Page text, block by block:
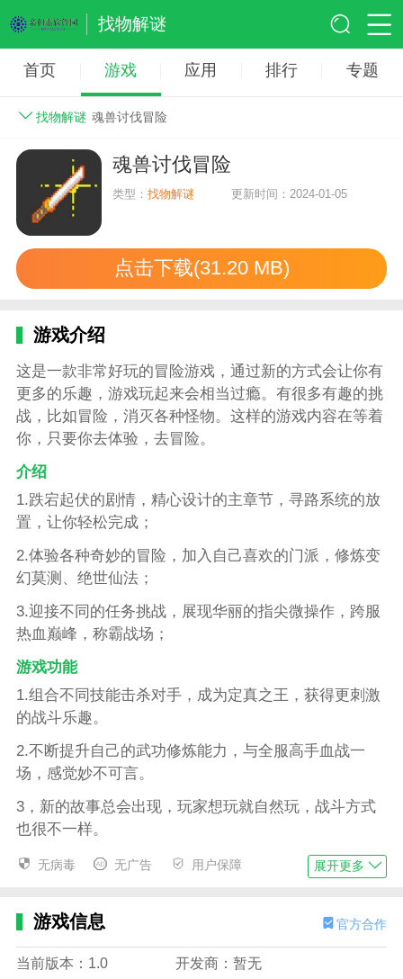
找物解谜
首页 游戏 应用 排行 专题
找物解谜 魂兽讨伐冒险
魂兽讨伐冒险
类型：找物解谜 更新时间：2024-01-05
点击下载(31.20 MB)
游戏介绍
这是一款非常好玩的冒险游戏，通过新的方式会让你有
更多的乐趣，游戏玩起来会相当过瘾。有很多有趣的挑
战，比如冒险，消灭各种怪物。这样的游戏内容在等着
你，只要你去体验，去冒险。
介绍
1.跌宕起伏的剧情，精心设计的主章节，寻路系统的放
置，让你轻松完成；
2.体验各种奇妙的冒险，加入自己喜欢的门派，修炼变
幻莫测、绝世仙法；
3.迎接不同的任务挑战，展现华丽的指尖微操作，跨服
热血巅峰，称霸战场；
游戏功能
1.组合不同技能击杀对手，成为定真之王，获得更刺激
的战斗乐趣。
2.不断提升自己的武功修炼能力，与全服高手血战一
场，感觉妙不可言。
3，新的故事总会出现，玩家想玩就自然玩，战斗方式
也很不一样。
4.优秀的画质和好玩的模式都在这里，完美还原了端游
边肖评估
1.玩家可以在不错的冒险模式下自由体验。不同类型的
灵兽有着完全不同的特征。玩家需要利用一切来消灭对
无病毒 无广告 用户保障 展开更多
游戏信息 官方合作
当前版本：1.0
开发商：暂无